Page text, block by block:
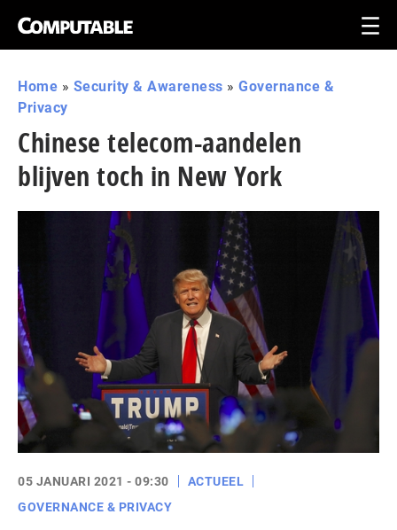
Home » Security & Awareness » Governance &
Privacy
Chinese telecom-aandelen
blijven toch in New York
05 JANUARI 2021 - 09:30
ACTUEEL
GOVERNANCE & PRIVACY